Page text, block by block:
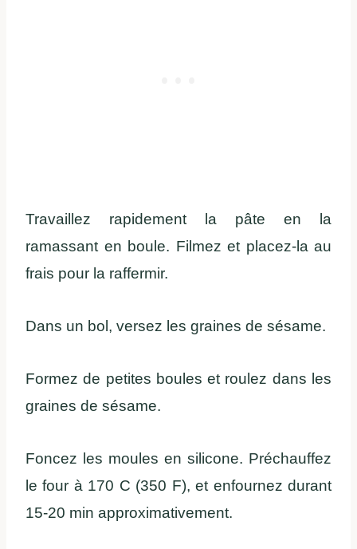
Travaillez rapidement la pâte en la
ramassant en boule. Filmez et placez-la au
frais pour la raffermir.
Dans un bol, versez les graines de sésame.
Formez de petites boules et roulez dans les
graines de sésame.
Foncez les moules en silicone. Préchauffez
le four à 170 C (350 F), et enfournez durant
15-20 min approximativement.